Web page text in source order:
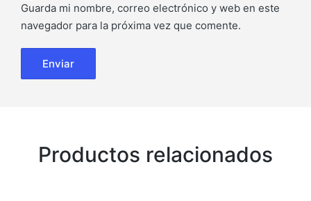
Guarda mi nombre, correo electrónico y web en este
navegador para la próxima vez que comente.
Productos relacionados